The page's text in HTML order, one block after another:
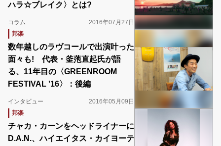
ハラ☆ブレイク〉とは?
コラム
2016年07月27日
邦楽
数年越しのラヴコールで出演叶った
面々も! 代表・釜萢直起氏が語
る、11年目の〈GREENROOM
FESTIVAL '16〉：後編
インタビュー
2016年05月09日
邦楽
チャカ・カーンをヘッドライナーに
D.A.N.、ハイエイタス・カイヨーテ